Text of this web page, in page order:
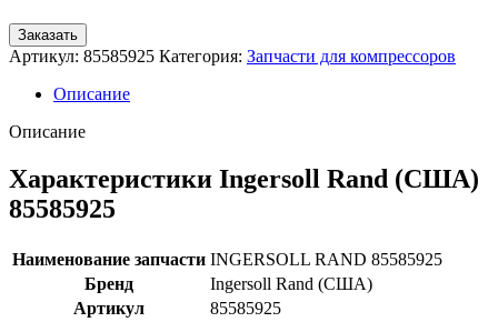
Заказать
Артикул: 85585925 Категория: Запчасти для компрессоров
Описание
Описание
Характеристики Ingersoll Rand (США)
85585925
Наименование запчасти INGERSOLL RAND 85585925
Бренд
Ingersoll Rand (США)
Артикул
85585925